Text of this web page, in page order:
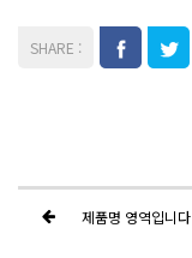
제품명 영역입니다